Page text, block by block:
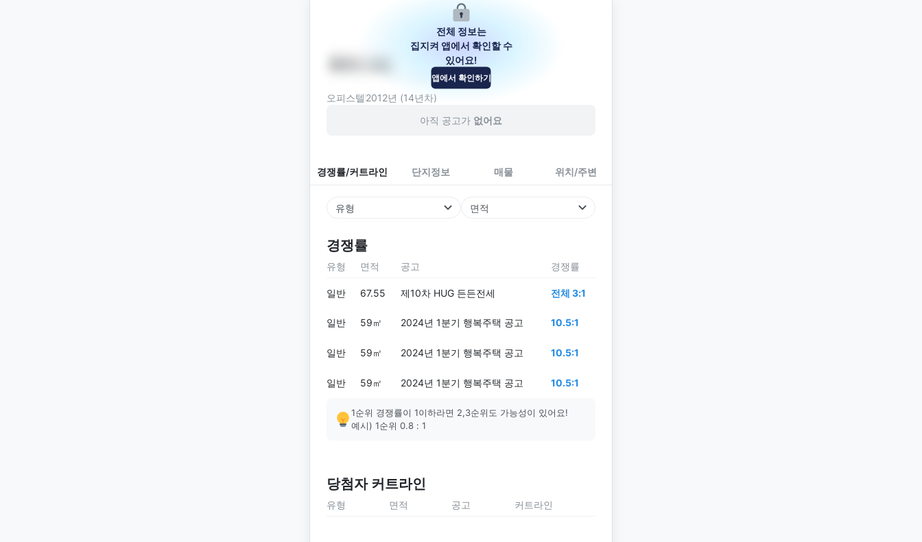
인천광역시 부평구 부흥북로84번길 3
오피스텔 2012년 (14년차)
아직 공고가 없어요
경쟁률/커트라인 단지정보 매물 위치/주변
유형 면적
경쟁률
전체 정보는
집지켜 앱에서 확인할 수
있어요!
앱에서 확인하기
유형 면적 공고 경쟁률
일반 67.55 제10차 HUG 든든전세 전체 3:1
일반 59㎡ 2024년 1분기 행복주택 공고 10.5:1
일반 59㎡ 2024년 1분기 행복주택 공고 10.5:1
일반 59㎡ 2024년 1분기 행복주택 공고 10.5:1
1순위 경쟁률이 1이하라면 2,3순위도 가능성이 있어요!
예시) 1순위 0.8 : 1
당첨자 커트라인
유형 면적 공고 커트라인